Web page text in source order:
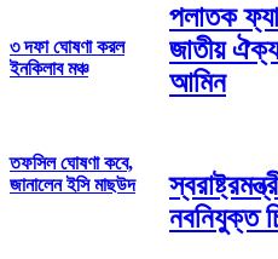
৩ দফা ঘোষণা করল
ইনকিলাব মঞ্চ
তফসিল ঘোষণা কবে,
জানালেন ইসি মাছউদ
পলাতক
জাতীয়
আমিন
নবনিযুক্ত